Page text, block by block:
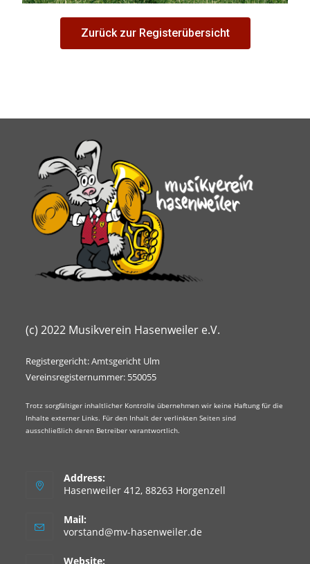
Zurück zur Registerübersicht
(c) 2022 Musikverein Hasenweiler e.V.
Registergericht: Amtsgericht Ulm
Vereinsregisternummer: 550055
Trotz sorgfältiger inhaltlicher Kontrolle übernehmen wir keine Haftung für die
Inhalte externer Links. Für den Inhalt der verlinkten Seiten sind
ausschließlich deren Betreiber verantwortlich.
Address:
Hasenweiler 412, 88263 Horgenzell
Mail:
vorstand@mv-hasenweiler.de
Website: